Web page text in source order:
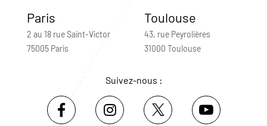
Paris
2 au 18 rue Saint-Victor
75005 Paris
Toulouse
43, rue Peyrolières
31000 Toulouse
Suivez-nous :